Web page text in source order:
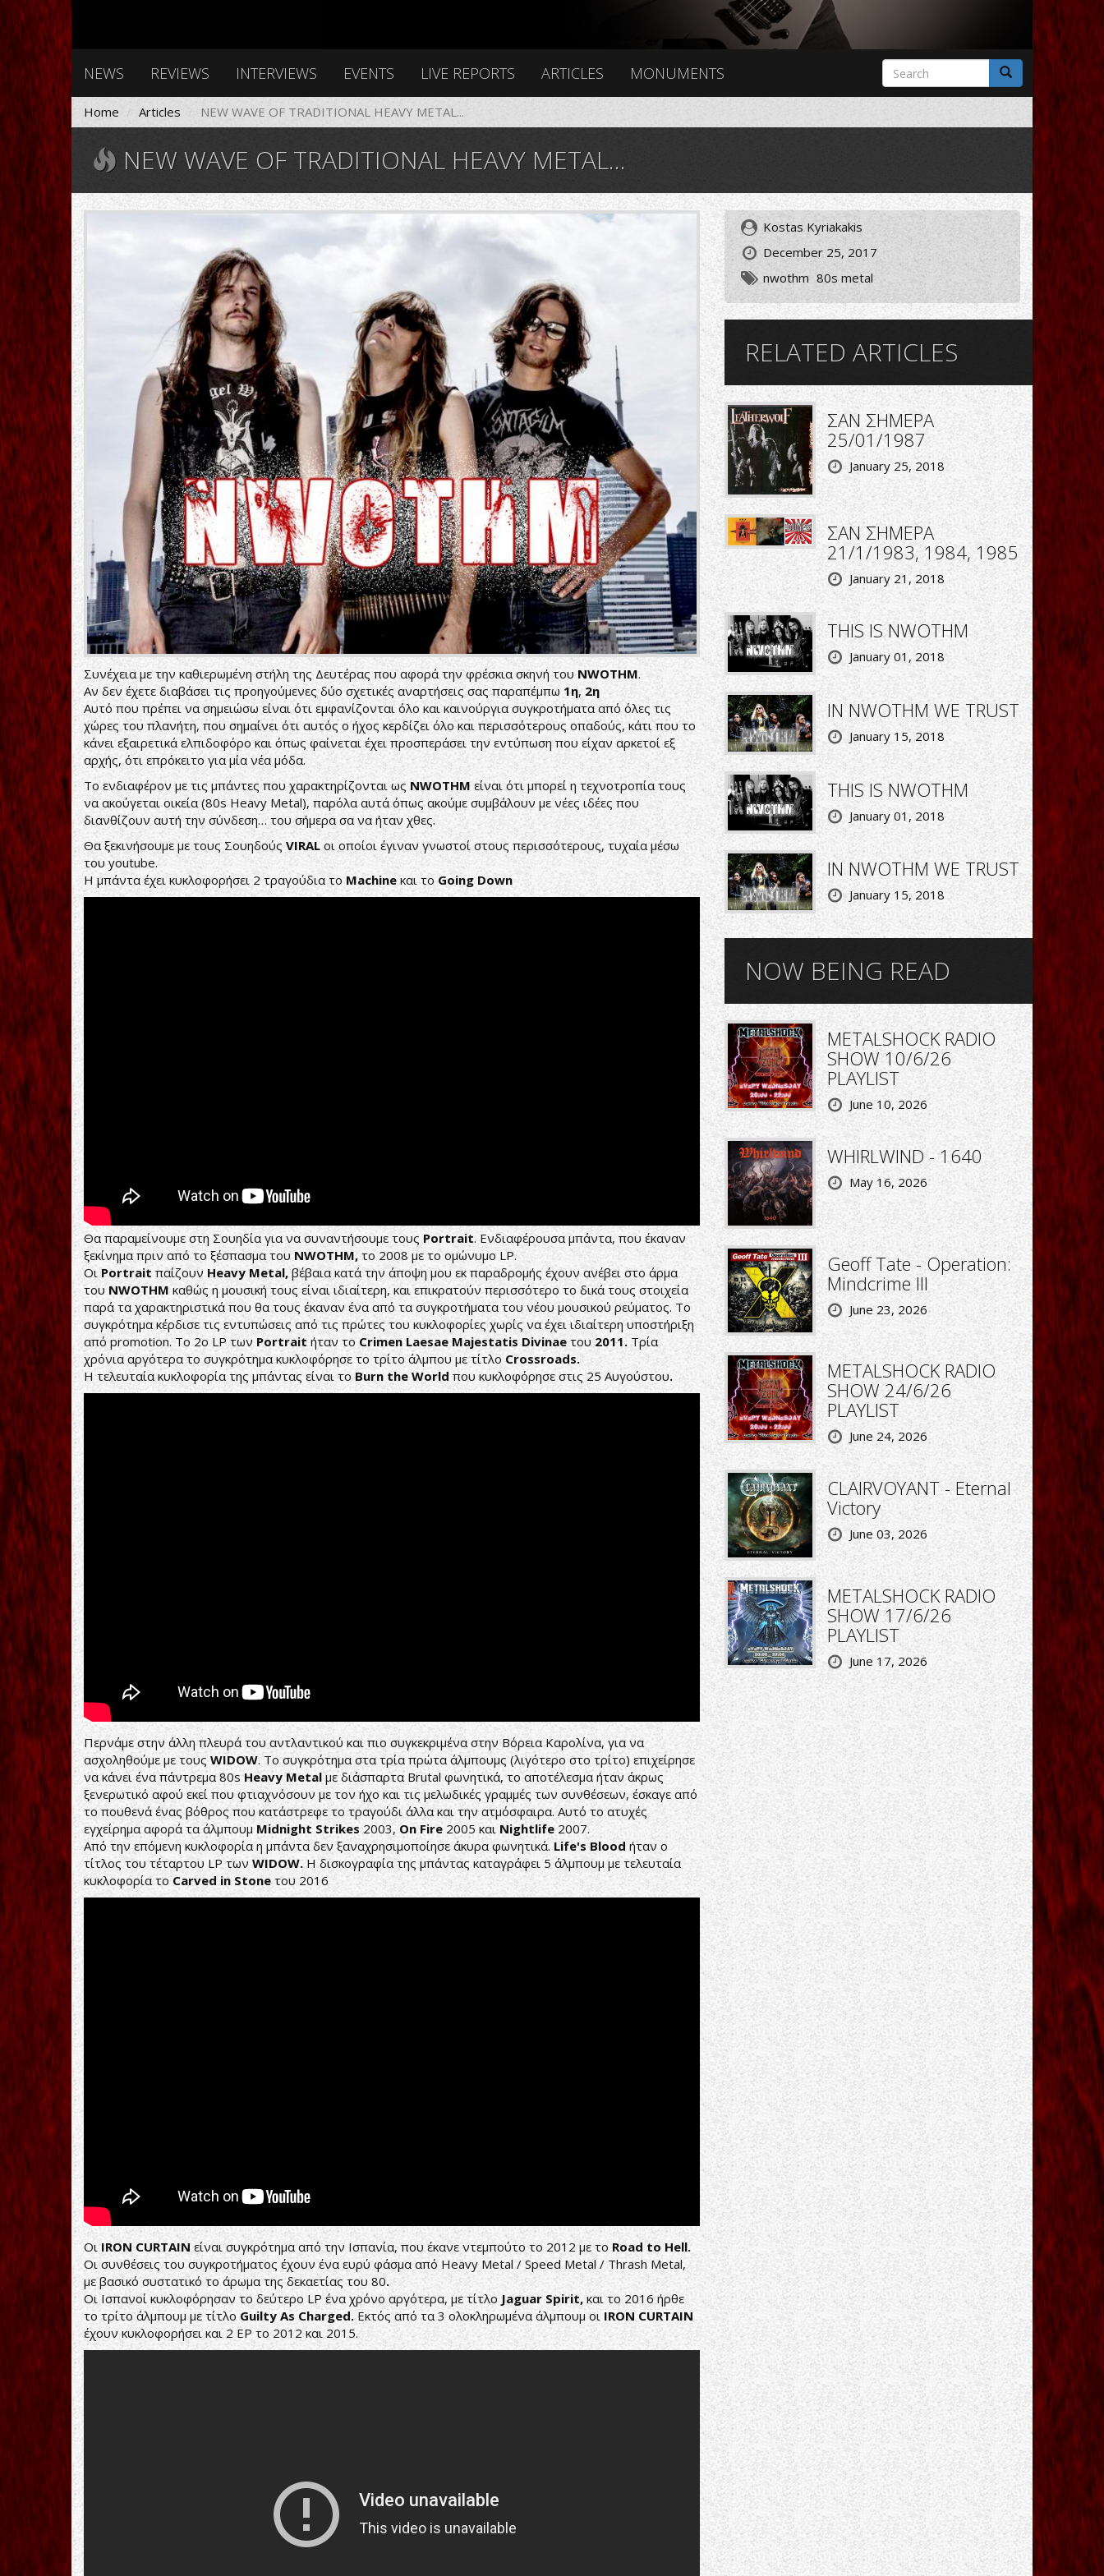
NEWS REVIEWS INTERVIEWS EVENTS LIVE REPORTS ARTICLES MONUMENTS
Search
form
Search
Home Articles NEW WAVE OF TRADITIONAL HEAVY METAL...
NEW WAVE OF TRADITIONAL HEAVY METAL...
87598_photo-
(1).jpg
Συνέχεια με την καθιερωμένη στήλη της Δευτέρας που αφορά την φρέσκια σκηνή του NWOTHM.
Αν δεν έχετε διαβάσει τις προηγούμενες δύο σχετικές αναρτήσεις σας παραπέμπω 1η, 2η
Αυτό που πρέπει να σημειώσω είναι ότι εμφανίζονται όλο και καινούργια συγκροτήματα από όλες τις
χώρες του πλανήτη, που σημαίνει ότι αυτός ο ήχος κερδίζει όλο και περισσότερους οπαδούς, κάτι που το
κάνει εξαιρετικά ελπιδοφόρο και όπως φαίνεται έχει προσπεράσει την εντύπωση που είχαν αρκετοί εξ
αρχής, ότι επρόκειτο για μία νέα μόδα.
Το ενδιαφέρον με τις μπάντες που χαρακτηρίζονται ως NWOTHM είναι ότι μπορεί η τεχνοτροπία τους
να ακούγεται οικεία (80s Heavy Metal), παρόλα αυτά όπως ακούμε συμβάλουν με νέες ιδέες που
διανθίζουν αυτή την σύνδεση… του σήμερα σα να ήταν χθες.
Θα ξεκινήσουμε με τους Σουηδούς VIRAL οι οποίοι έγιναν γνωστοί στους περισσότερους, τυχαία μέσω
του youtube.
Η μπάντα έχει κυκλοφορήσει 2 τραγούδια το Machineκαι το Going Down
Θα παραμείνουμε στη Σουηδία για να συναντήσουμε τους Portrait. Ενδιαφέρουσα μπάντα, που έκαναν
ξεκίνημα πριν από το ξέσπασμα τουNWOTHM,το 2008 με το ομώνυμο LP.
Οι Portrait παίζουν Heavy Metal,βέβαια κατά την άποψη μου εκ παραδρομής έχουν ανέβει στο άρμα
τουNWOTHMκαθώς η μουσική τους είναι ιδιαίτερη, και επικρατούν περισσότερο το δικά τους στοιχεία
παρά τα χαρακτηριστικά που θα τους έκαναν ένα από τα συγκροτήματα του νέου μουσικού ρεύματος. Το
συγκρότημα κέρδισε τις εντυπώσεις από τις πρώτες του κυκλοφορίες χωρίς να έχει ιδιαίτερη υποστήριξη
από promotion. To 2o LP των Portraitήταν τοCrimen Laesae Majestatis Divinaeτου2011.Τρία
χρόνια αργότερα το συγκρότημα κυκλοφόρησε το τρίτο άλμπου με τίτλο Crossroads.
Η τελευταία κυκλοφορία της μπάντας είναι τοBurn the World που κυκλοφόρησε στις 25 Αυγούστου.
Περνάμε στην άλλη πλευρά του αντλαντικού και πιο συγκεκριμένα στην Βόρεια Καρολίνα, για να
ασχοληθούμε με τουςWIDOW. Το συγκρότημα στα τρία πρώτα άλμπουμς (λιγότερο στο τρίτο) επιχείρησε
να κάνει ένα πάντρεμα 80sHeavy Metalμε διάσπαρτα Brutal φωνητικά, το αποτέλεσμα ήταν άκρως
ξενερωτικό αφού εκεί που φτιαχνόσουν με τον ήχο και τις μελωδικές γραμμές των συνθέσεων, έσκαγε από
το πουθενά ένας βόθρος που κατάστρεφε το τραγούδι άλλα και την ατμόσφαιρα. Αυτό το ατυχές
εγχείρημα αφορά τα άλμπουμ Midnight Strikes2003,On Fire 2005 καιNightlife2007.
Από την επόμενη κυκλοφορία η μπάντα δεν ξαναχρησιμοποίησε άκυρα φωνητικά. Life's Bloodήταν ο
τίτλος του τέταρτου LP των WIDOW. Η δισκογραφία της μπάντας καταγράφει 5 άλμπουμ με τελευταία
κυκλοφορία τοCarved in Stoneτου 2016
ΟιIRON CURTAIN είναι συγκρότημα από την Ισπανία, που έκανε ντεμπούτο το 2012 με το Road to Hell.
Οι συνθέσεις του συγκροτήματος έχουν ένα ευρύ φάσμα από Heavy Metal / Speed Metal / Thrash Metal,
με βασικό συστατικό το άρωμα της δεκαετίας του 80.
Οι Ισπανοί κυκλοφόρησαν το δεύτερο LP ένα χρόνο αργότερα, με τίτλο Jaguar Spirit, και το 2016 ήρθε
το τρίτο άλμπουμ με τίτλο Guilty As Charged.Εκτός από τα 3 ολοκληρωμένα άλμπουμ οι IRON CURTAIN
έχουν κυκλοφορήσει και 2 EP το 2012 και 2015.
Kostas Kyriakakis
December 25, 2017
nwothm 80s metal
RELATED ARTICLES
ΣΑΝ ΣΗΜΕΡΑ
25/01/1987
January 25, 2018
ΣΑΝ ΣΗΜΕΡΑ
21/1/1983, 1984, 1985
January 21, 2018
THIS IS NWOTHM
January 01, 2018
IN NWOTHM WE TRUST
January 15, 2018
THIS IS NWOTHM
January 01, 2018
IN NWOTHM WE TRUST
January 15, 2018
NOW BEING READ
METALSHOCK RADIO
SHOW 10/6/26
PLAYLIST
June 10, 2026
WHIRLWIND - 1640
May 16, 2026
Geoff Tate - Operation:
Mindcrime III
June 23, 2026
METALSHOCK RADIO
SHOW 24/6/26
PLAYLIST
June 24, 2026
CLAIRVOYANT - Eternal
Victory
June 03, 2026
METALSHOCK RADIO
SHOW 17/6/26
PLAYLIST
June 17, 2026